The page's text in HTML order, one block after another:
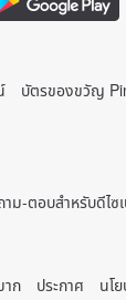
บัตรของขวัญ
าม-ตอบสำหรับดีไซ
ก ประกาศ
นโ